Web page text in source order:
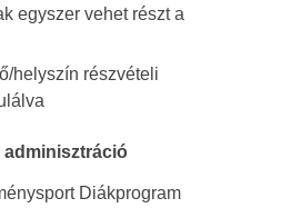
egyszer vehet részt a
helyszín részvételi
adminisztráció
Diákprogram